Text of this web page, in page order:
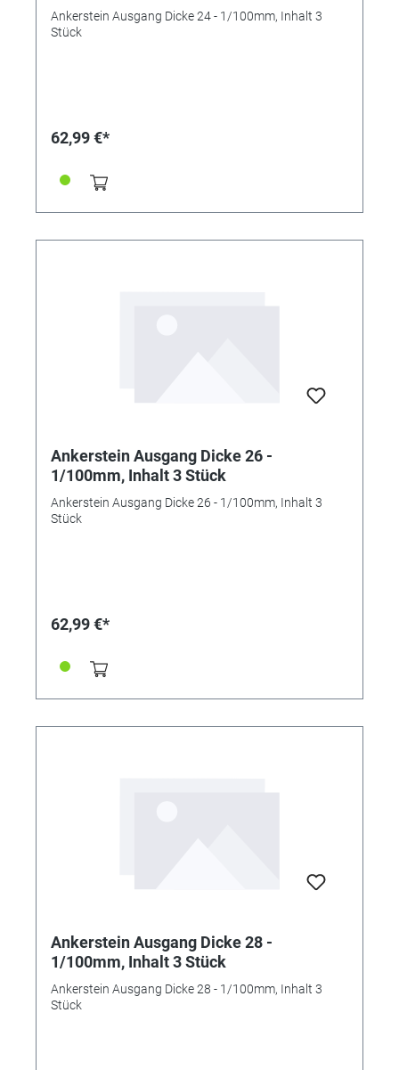
Ankerstein Ausgang Dicke 24 - 1/100mm, Inhalt 3
Stück
62,99 €*
Ankerstein Ausgang Dicke 26 -
1/100mm, Inhalt 3 Stück
Ankerstein Ausgang Dicke 26 - 1/100mm, Inhalt 3
Stück
62,99 €*
Ankerstein Ausgang Dicke 28 -
1/100mm, Inhalt 3 Stück
Ankerstein Ausgang Dicke 28 - 1/100mm, Inhalt 3
Stück